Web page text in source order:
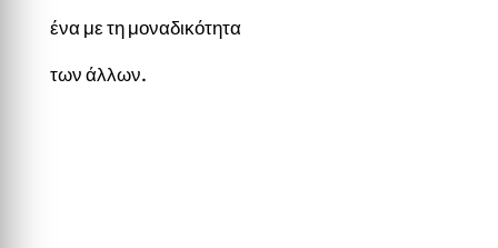
ένα με τη μοναδικότητα
των άλλων.